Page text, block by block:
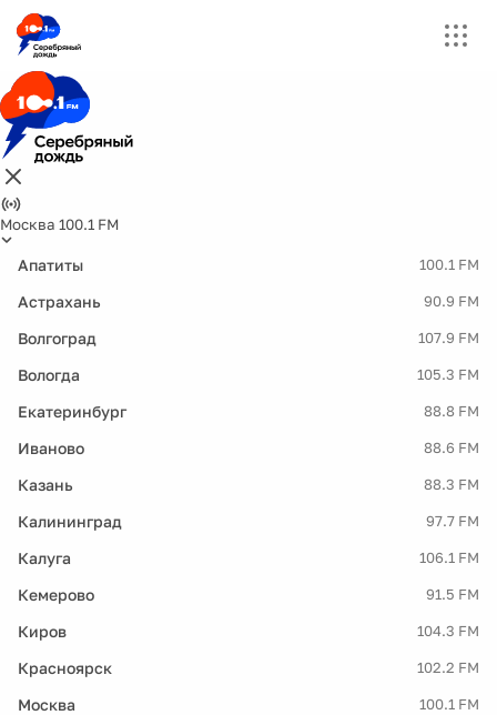
Москва 100.1 FM
Апатиты 100.1 FM
Астрахань 90.9 FM
Волгоград 107.9 FM
Вологда 105.3 FM
Екатеринбург 88.8 FM
Иваново 88.6 FM
Казань 88.3 FM
Калининград 97.7 FM
Калуга 106.1 FM
Кемерово 91.5 FM
Киров 104.3 FM
Красноярск 102.2 FM
Москва 100.1 FM